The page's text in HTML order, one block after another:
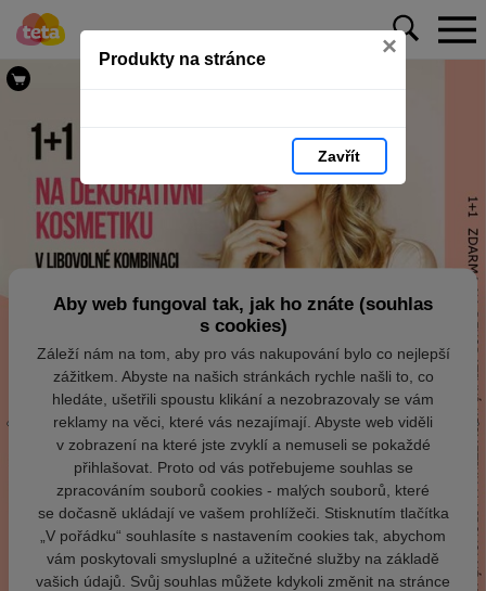
Produkty na stránce ×
Zavřít
Aby web fungoval tak, jak ho znáte (souhlas
s cookies)
Záleží nám na tom, aby pro vás nakupování bylo co nejlepší
zážitkem. Abyste na našich stránkách rychle našli to, co
hledáte, ušetřili spoustu klikání a nezobrazovaly se vám
reklamy na věci, které vás nezajímají. Abyste web viděli
v zobrazení na které jste zvyklí a nemuseli se pokaždé
přihlašovat. Proto od vás potřebujeme souhlas se
zpracováním souborů cookies - malých souborů, které
se dočasně ukládají ve vašem prohlížeči. Stisknutím tlačítka
„V pořádku“ souhlasíte s nastavením cookies tak, abychom
vám poskytovali smysluplné a užitečné služby na základě
vašich údajů. Svůj souhlas můžete kdykoli změnit na stránce